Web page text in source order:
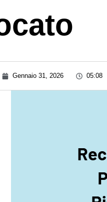
Gennaio 31, 2026 05:08